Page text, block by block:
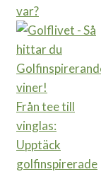
var?
Från tee till
vinglas:
Upptäck
golfinspirerade